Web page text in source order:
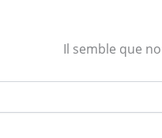
Il semble que